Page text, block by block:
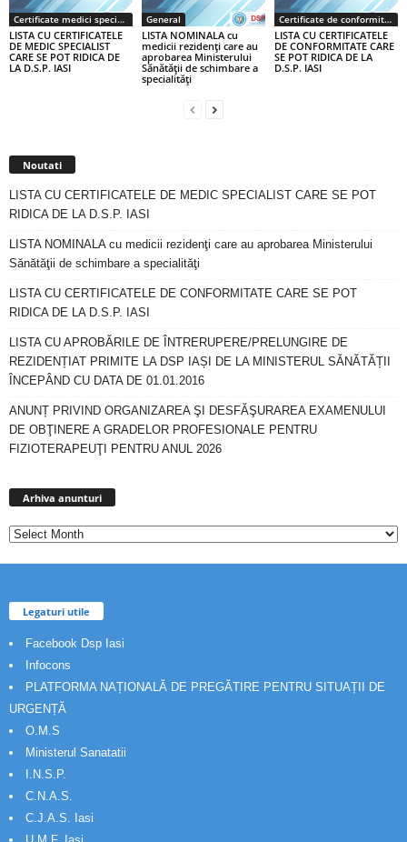
Certificate medici specialiști / primari
LISTA CU CERTIFICATELE
DE MEDIC SPECIALIST
CARE SE POT RIDICA DE
LA D.S.P. IASI
General
LISTA NOMINALA cu
medicii rezidenţi care au
aprobarea Ministerului
Sănătăţii de schimbare a
specialităţi
Certificate de conformitate
LISTA CU CERTIFICATELE
DE CONFORMITATE CARE
SE POT RIDICA DE LA
D.S.P. IASI
Noutati
LISTA CU CERTIFICATELE DE MEDIC SPECIALIST CARE SE POT
RIDICA DE LA D.S.P. IASI
LISTA NOMINALA cu medicii rezidenţi care au aprobarea Ministerului
Sănătăţii de schimbare a specialităţi
LISTA CU CERTIFICATELE DE CONFORMITATE CARE SE POT
RIDICA DE LA D.S.P. IASI
LISTA CU APROBĂRILE DE ÎNTRERUPERE/PRELUNGIRE DE
REZIDENȚIAT PRIMITE LA DSP IAȘI DE LA MINISTERUL SĂNĂTĂȚII
ÎNCEPÂND CU DATA DE 01.01.2016
ANUNȚ PRIVIND ORGANIZAREA ŞI DESFĂŞURAREA EXAMENULUI
DE OBŢINERE A GRADELOR PROFESIONALE PENTRU
FIZIOTERAPEUŢI PENTRU ANUL 2026
Arhiva anunturi
Legaturi utile
Facebook Dsp Iasi
Infocons
PLATFORMA NAȚIONALĂ DE PREGĂTIRE PENTRU SITUAȚII DE
URGENȚĂ
O.M.S
Ministerul Sanatatii
I.N.S.P.
C.N.A.S.
C.J.A.S. Iasi